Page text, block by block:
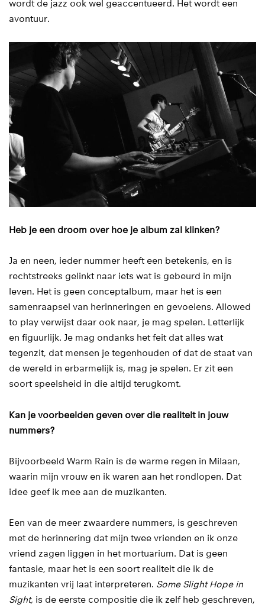
wordt de jazz ook wel geaccentueerd. Het wordt een
avontuur.
Heb je een droom over hoe je album zal klinken?
Ja en neen, ieder nummer heeft een betekenis, en is
rechtstreeks gelinkt naar iets wat is gebeurd in mijn
leven. Het is geen conceptalbum, maar het is een
samenraapsel van herinneringen en gevoelens. Allowed
to play verwijst daar ook naar, je mag spelen. Letterlijk
en figuurlijk. Je mag ondanks het feit dat alles wat
tegenzit, dat mensen je tegenhouden of dat de staat van
de wereld in erbarmelijk is, mag je spelen. Er zit een
soort speelsheid in die altijd terugkomt.
Kan je voorbeelden geven over die realiteit in jouw
nummers?
Bijvoorbeeld Warm Rain is de warme regen in Milaan,
waarin mijn vrouw en ik waren aan het rondlopen. Dat
idee geef ik mee aan de muzikanten.
Een van de meer zwaardere nummers, is geschreven
met de herinnering dat mijn twee vrienden en ik onze
vriend zagen liggen in het mortuarium. Dat is geen
fantasie, maar het is een soort realiteit die ik de
muzikanten vrij laat interpreteren. Some Slight Hope in
Sight, is de eerste compositie die ik zelf heb geschreven,